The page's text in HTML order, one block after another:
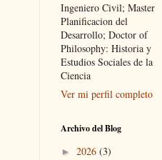
Ingeniero Civil; Master
Planificacion del
Desarrollo; Doctor of
Philosophy: Historia y
Estudios Sociales de la
Ciencia
Ver mi perfil completo
Archivo del Blog
► 2026 (3)